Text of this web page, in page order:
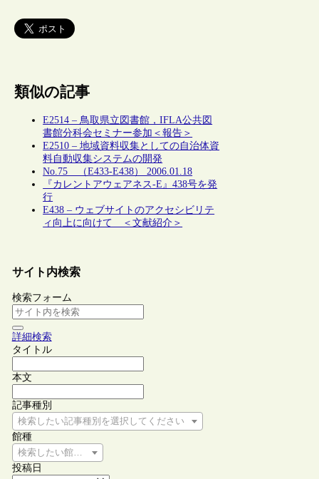
類似の記事
E2514 – 鳥取県立図書館，IFLA公共図
書館分科会セミナー参加＜報告＞
E2510 – 地域資料収集としての自治体資
料自動収集システムの開発
No.75 （E433-E438） 2006.01.18
『カレントアウェアネス-E』438号を発
行
E438 – ウェブサイトのアクセシビリテ
ィ向上に向けて ＜文献紹介＞
サイト内検索
検索フォーム
詳細検索
タイトル
本文
記事種別
検索したい記事種別を選択してください
館種
検索したい館種を選択してください
投稿日